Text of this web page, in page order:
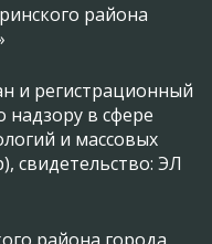
района
и регистрационный
надзору в сфере
и массовых
свидетельство: ЭЛ